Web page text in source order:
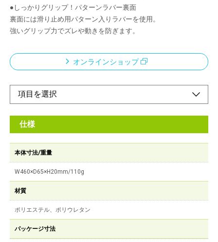
●しっかりグリップ！パターンラバー裏面
裏面には滑り止め用パターン入りラバーを使用。
強いグリップ力でズレや動きを防ぎます。
オンラインショップ
仕様
本体寸法/重量
W460×D65×H20mm/110g
材質
ポリエステル、ポリウレタン
パッケージ寸法